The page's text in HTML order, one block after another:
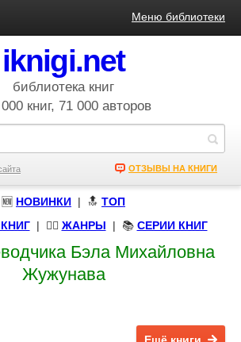
Меню библиотеки
iknigi.net
библиотека книг
книг, 71 000 авторов
ОТЗЫВЫ НА КНИГИ
🆕 НОВИНКИ | 🔝 ТОП
| 🧝‍♀️ ЖАНРЫ | 📚 СЕРИИ КНИГ
Бэла Михайловна
Жужунава